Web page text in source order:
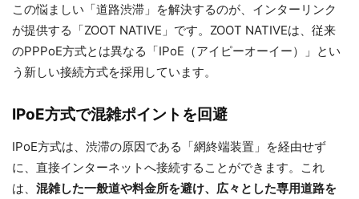
この悩ましい「道路渋滞」を解決するのが、インターリンク
が提供する「ZOOT NATIVE」です。ZOOT NATIVEは、従来
のPPPoE方式とは異なる「IPoE（アイピーオーイー）」とい
う新しい接続方式を採用しています。
IPoE方式で混雑ポイントを回避
IPoE方式は、渋滞の原因である「網終端装置」を経由せず
に、直接インターネットへ接続することができます。これ
は、 混雑した一般道や料金所を避け、広々とした専用道路を